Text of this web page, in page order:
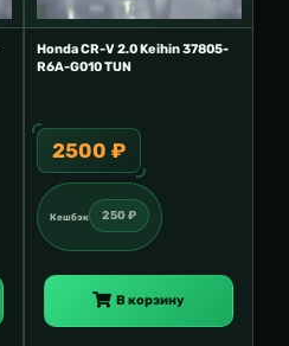
Honda CR-V 2.0 Keihin 37805-
R6A-G010 TUN
2500 ₽
Кешбэк 250 ₽
В корзину